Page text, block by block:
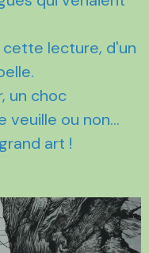
lecture, d'un
un choc
veuille ou non…
art !